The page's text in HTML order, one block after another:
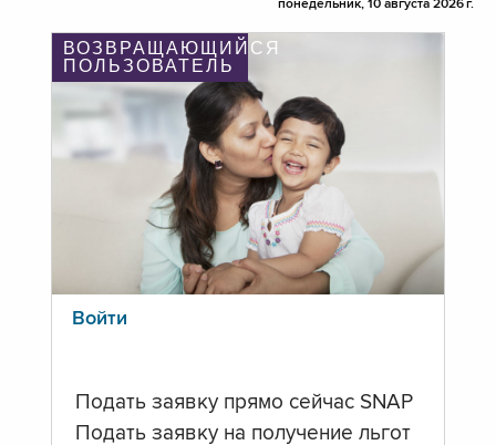
понедельник, 10 августа 2026 г.
ВОЗВРАЩАЮЩИЙСЯ
ПОЛЬЗОВАТЕЛЬ
Войти
Подать заявку прямо сейчас SNAP
Подать заявку на получение льгот